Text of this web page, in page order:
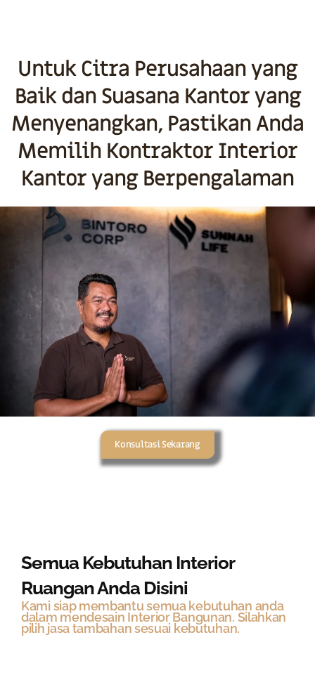
Untuk Citra Perusahaan yang
Baik dan Suasana Kantor yang
Menyenangkan, Pastikan Anda
Memilih Kontraktor Interior
Kantor yang Berpengalaman
Konsultasi Sekarang
Semua Kebutuhan Interior
Ruangan Anda Disini
Kami siap membantu semua kebutuhan anda
dalam mendesain Interior Bangunan. Silahkan
pilih jasa tambahan sesuai kebutuhan.